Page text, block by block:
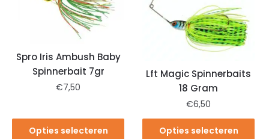
Spro Iris Ambush Baby
Spinnerbait 7gr
€7,50
Opties selecteren
Lft Magic Spinnerbaits
18 Gram
€6,50
Opties selecteren